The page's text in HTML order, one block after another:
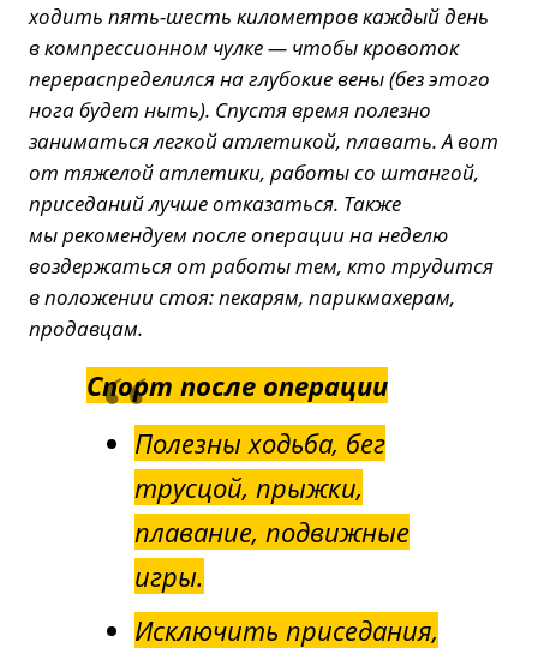
ходить пять-шесть километров каждый день
в компрессионном чулке — чтобы кровоток
перераспределился на глубокие вены (без этого
нога будет ныть). Спустя время полезно
заниматься легкой атлетикой, плавать. А вот
от тяжелой атлетики, работы со штангой,
приседаний лучше отказаться. Также
мы рекомендуем после операции на неделю
воздержаться от работы тем, кто трудится
в положении стоя: пекарям, парикмахерам,
продавцам.
Спорт после операции
Полезны ходьба, бег
трусцой, прыжки,
плавание, подвижные
игры.
Исключить приседания,